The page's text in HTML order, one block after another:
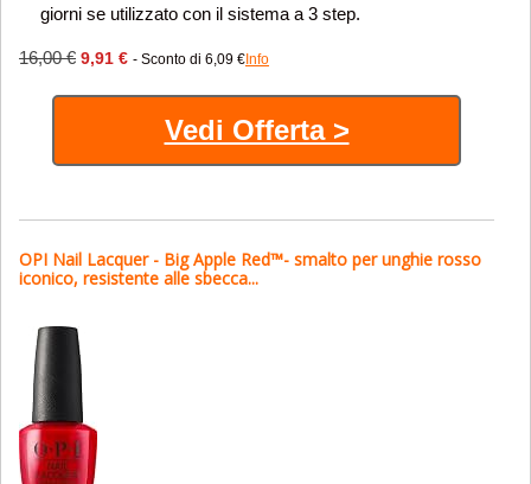
giorni se utilizzato con il sistema a 3 step.
16,00 € 9,91 € - Sconto di 6,09 € Info
Vedi Offerta >
OPI Nail Lacquer - Big Apple Red™- smalto per unghie rosso
iconico, resistente alle sbecca...